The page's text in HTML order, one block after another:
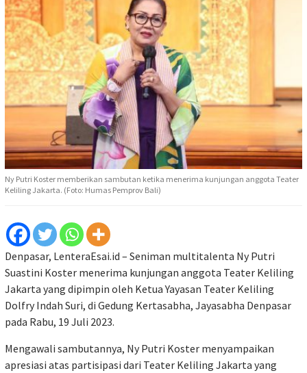
Ny Putri Koster memberikan sambutan ketika menerima kunjungan anggota Teater
Keliling Jakarta. (Foto: Humas Pemprov Bali)
Denpasar, LenteraEsai.id – Seniman multitalenta Ny Putri
Suastini Koster menerima kunjungan anggota Teater Keliling
Jakarta yang dipimpin oleh Ketua Yayasan Teater Keliling
Dolfry Indah Suri, di Gedung Kertasabha, Jayasabha Denpasar
pada Rabu, 19 Juli 2023.
Mengawali sambutannya, Ny Putri Koster menyampaikan
apresiasi atas partisipasi dari Teater Keliling Jakarta yang